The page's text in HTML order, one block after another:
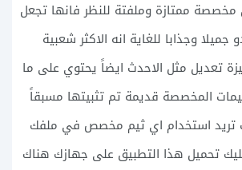
مخصصة ممتازة وملفتة للنظر فانها تجعل
وجذابا للغاية انه الاكثر شعبية
تعديل مثل الاحدث ايضاً يحتوي على ما
30 من الثيمات المخصصة قديمة تم تثبيتها مسبقاً
تريد استخدام اي ثيم مخصص في ملفك
تحميل هذا التطبيق على جهازك هناك